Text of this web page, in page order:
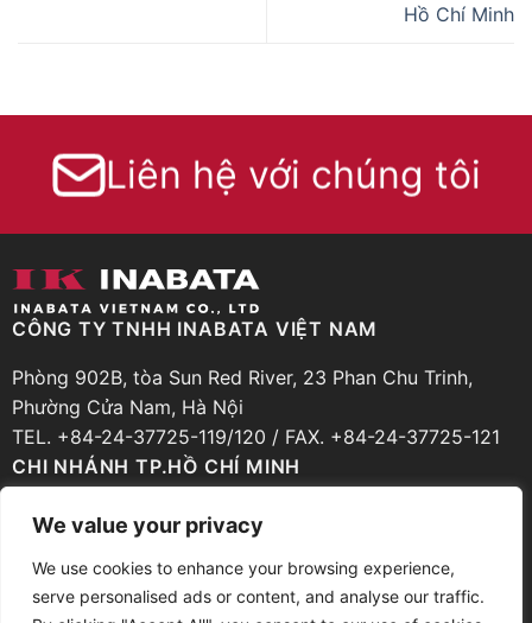
We value your privacy
We use cookies to enhance your browsing experience,
serve personalised ads or content, and analyse our traffic.
Hồ Chí Minh
Liên hệ với chúng tôi
CÔNG TY TNHH INABATA VIỆT NAM
Phòng 902B, tòa Sun Red River, 23 Phan Chu Trinh,
Phường Cửa Nam, Hà Nội
TEL. +84-24-37725-119/120 / FAX. +84-24-37725-121
CHI NHÁNH TP.HỒ CHÍ MINH
Phòng 206, Tầng 2, Cao ốc Zen Plaza, 54-56 Nguyễn
Trãi, Phường Bến Thành, TP.Hồ Chí Minh
TEL. +84-28-39251-935 / FAX. +84-28-39251-936